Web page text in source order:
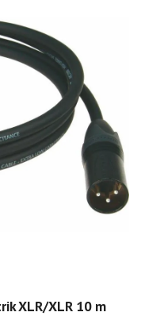
XLR/XLR 10 m